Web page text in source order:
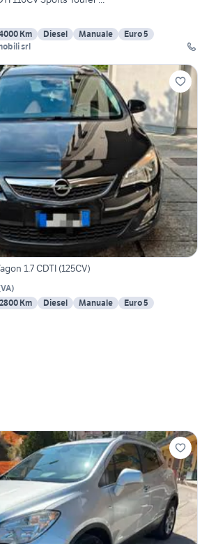
Km Diesel Manuale
Euro 5
srl
1.7 CDTI (125CV)
VA)
Km Diesel Manuale Euro 5